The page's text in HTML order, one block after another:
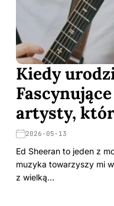
Kiedy
artysty,
2026-05-13
Ed Sheeran to jeden z
muzyka towarzyszy mi
z wielką…